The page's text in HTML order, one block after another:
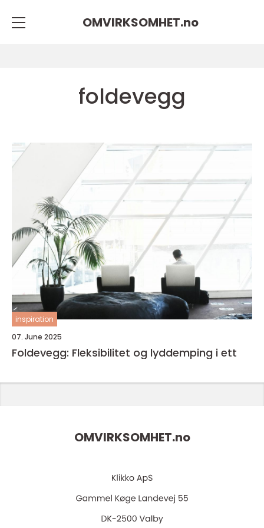
OMVIRKSOMHET.no
foldevegg
inspiration
07. June 2025
Foldevegg: Fleksibilitet og lyddemping i ett
OMVIRKSOMHET.no